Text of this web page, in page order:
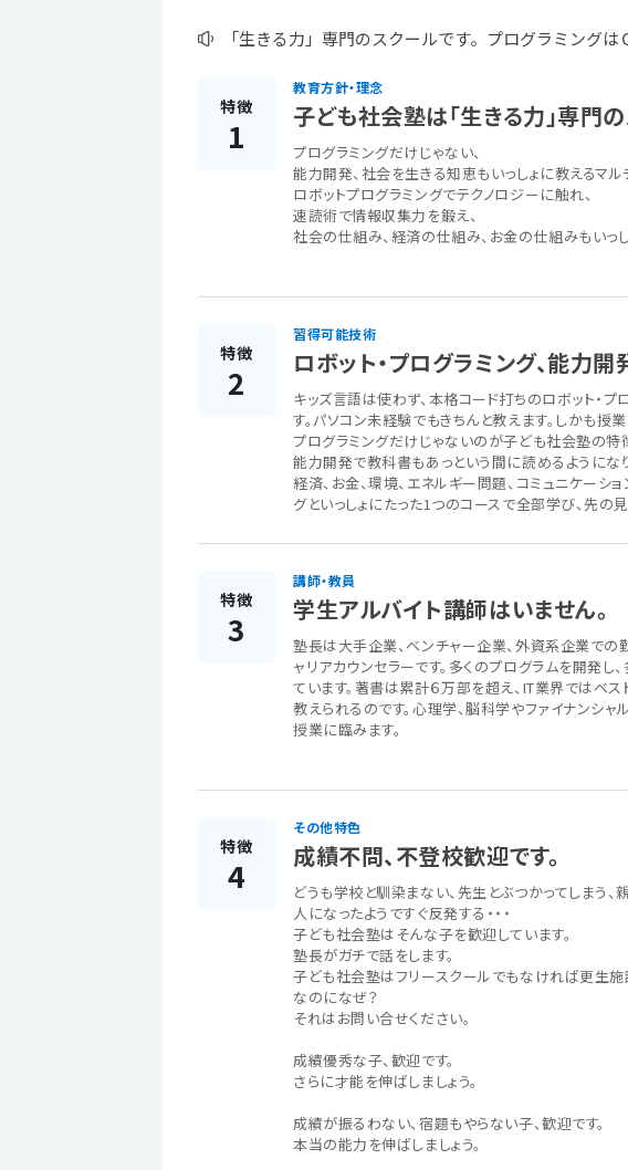
「生きる力」専門のスクールです。プログラミングは
特徴
1
教育方針・理念
子ども社会塾は「生きる力」専門の
プログラミングだけじゃない、
能力開発、社会を生きる知恵もいっしょに教えるマル
ロボットプログラミングでテクノロジーに触れ、
速読術で情報収集力を鍛え、
社会の仕組み、経済の仕組み、お金の仕組みもいっし
特徴
2
習得可能技術
ロボット・プログラミング、能力開
キッズ言語は使わず、本格コード打ちのロボット・
す。パソコン未経験でもきちんと教えます。しかも授
プログラミングだけじゃないのが子ども社会塾の特
能力開発で教科書もあっという間に読めるようになり
経済、お金、環境、エネルギー問題、コミュニケーシ
グといっしょにたった1つのコースで全部学び、先の
特徴
3
講師・教員
学生アルバイト講師はいません。
塾長は大手企業、ベンチャー企業、外資系企業で
ャリアカウンセラーです。多くのプログラムを開発し
ています。著書は累計６万部を超え、IT業界ではベ
教えられるのです。心理学、脳科学やファイナンシ
授業に臨みます。
特徴
4
その他特色
成績不問、不登校歓迎です。
どうも学校と馴染まない、先生とぶつかってしまう
人になったようですぐ反発する・・・
子ども社会塾はそんな子を歓迎しています。
塾長がガチで話をします。
子ども社会塾はフリースクールでもなければ更生施
なのになぜ？
それはお問い合せください。
成績優秀な子、歓迎です。
さらに才能を伸ばしましょう。
成績が振るわない、宿題もやらない子、歓迎です。
本当の能力を伸ばしましょう。